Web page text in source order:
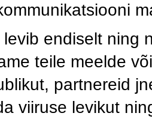
endiselt ning
teile meelde
partnereid
viiruse levikut